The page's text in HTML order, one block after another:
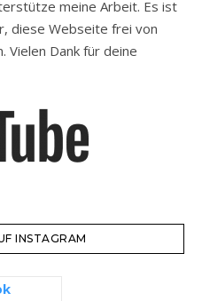
meine Arbeit. Es ist
diese Webseite frei von
Vielen Dank für deine
INSTAGRAM